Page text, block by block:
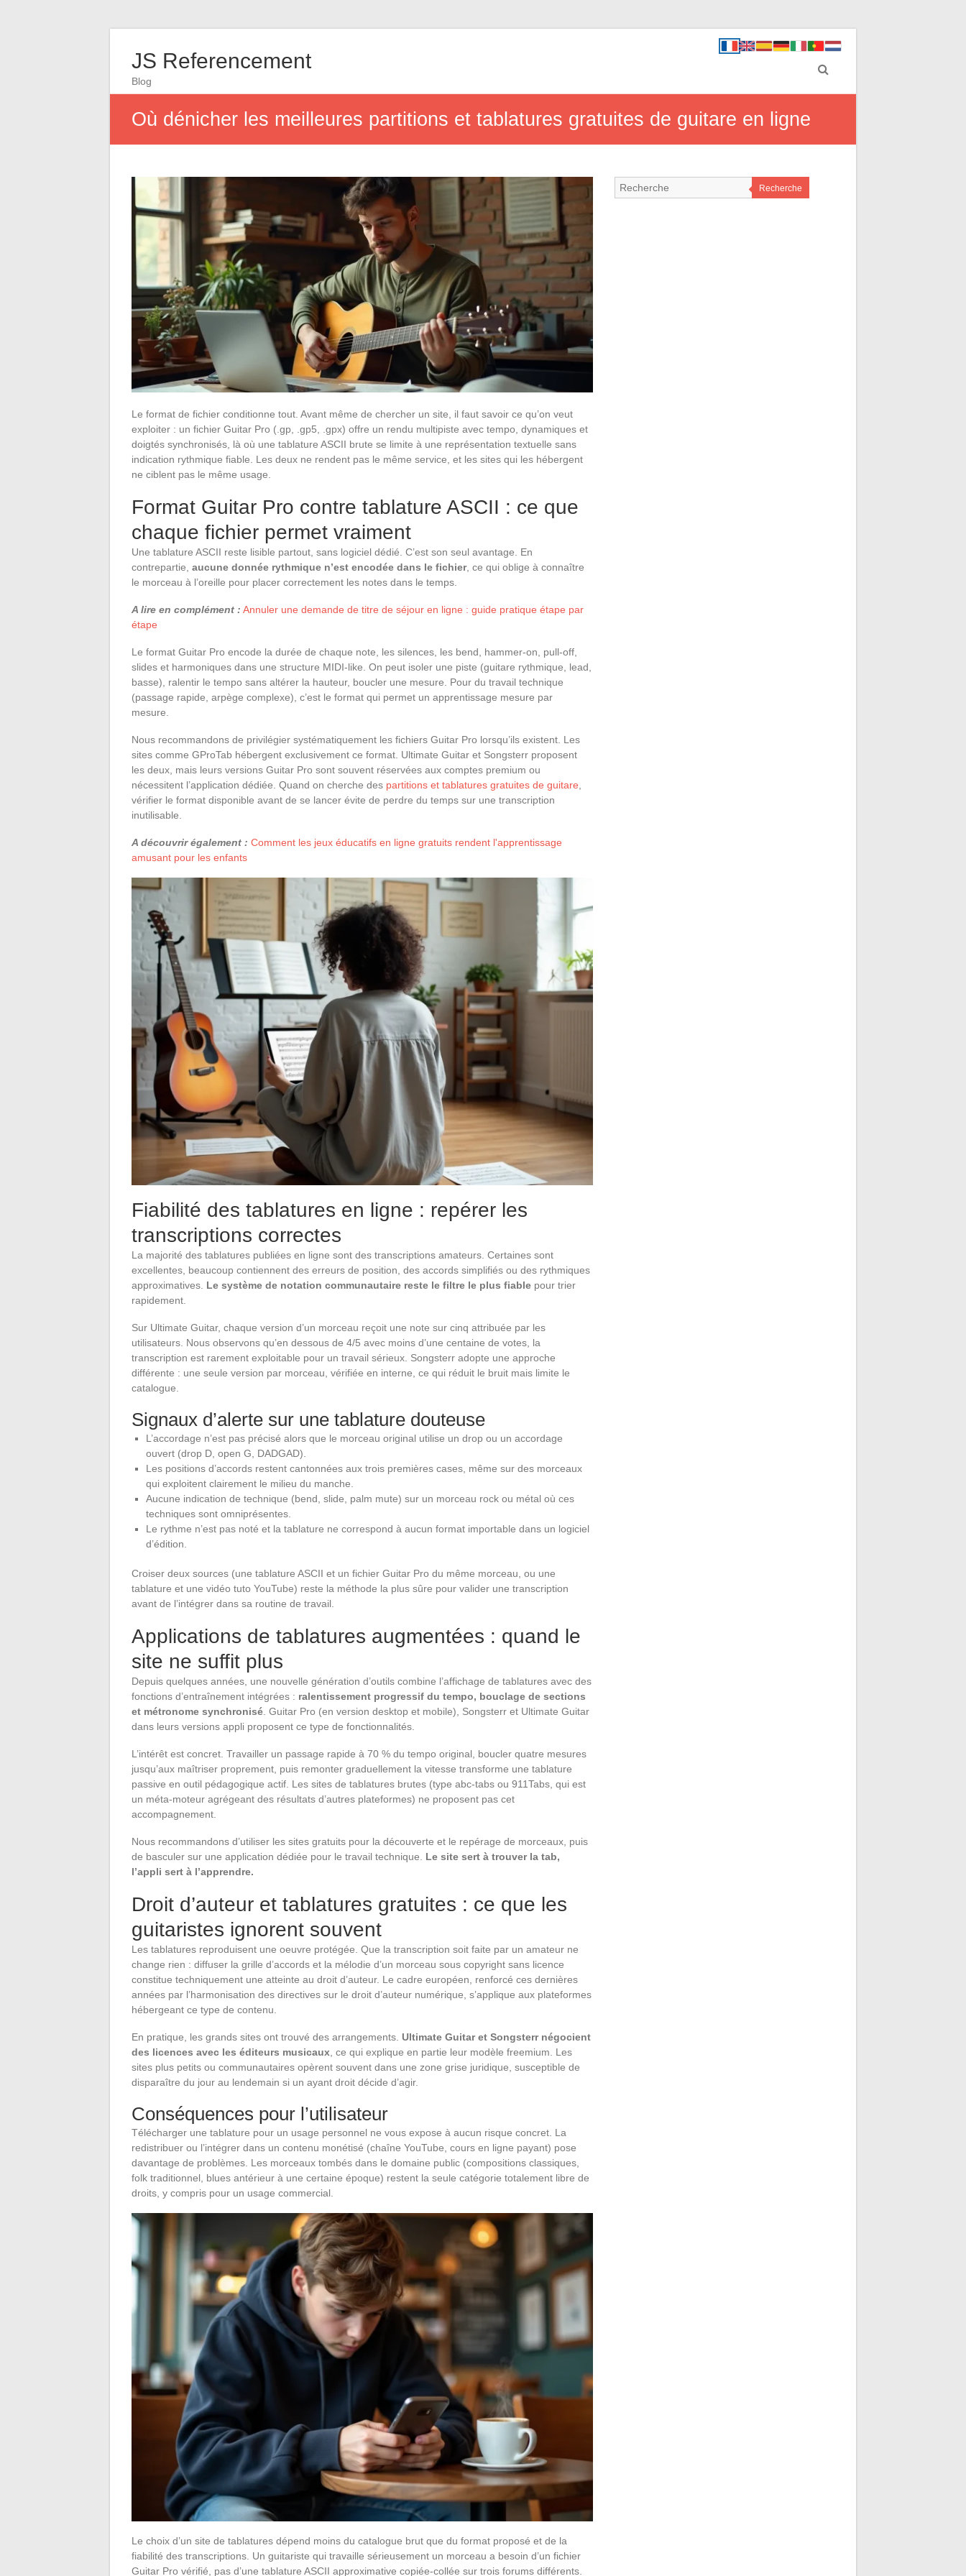
JS Referencement
Blog
Où dénicher les meilleures partitions et tablatures gratuites de guitare en ligne
Le format de fichier conditionne tout. Avant même de chercher un site, il faut savoir ce qu’on veut
exploiter : un fichier Guitar Pro (.gp, .gp5, .gpx) offre un rendu multipiste avec tempo, dynamiques et
doigtés synchronisés, là où une tablature ASCII brute se limite à une représentation textuelle sans
indication rythmique fiable. Les deux ne rendent pas le même service, et les sites qui les hébergent
ne ciblent pas le même usage.
Format Guitar Pro contre tablature ASCII : ce que
chaque fichier permet vraiment
Une tablature ASCII reste lisible partout, sans logiciel dédié. C’est son seul avantage. En
contrepartie, aucune donnée rythmique n’est encodée dans le fichier, ce qui oblige à connaître
le morceau à l’oreille pour placer correctement les notes dans le temps.
A lire en complément : Annuler une demande de titre de séjour en ligne : guide pratique étape par
étape
Le format Guitar Pro encode la durée de chaque note, les silences, les bend, hammer-on, pull-off,
slides et harmoniques dans une structure MIDI-like. On peut isoler une piste (guitare rythmique, lead,
basse), ralentir le tempo sans altérer la hauteur, boucler une mesure. Pour du travail technique
(passage rapide, arpège complexe), c’est le format qui permet un apprentissage mesure par
mesure.
Nous recommandons de privilégier systématiquement les fichiers Guitar Pro lorsqu’ils existent. Les
sites comme GProTab hébergent exclusivement ce format. Ultimate Guitar et Songsterr proposent
les deux, mais leurs versions Guitar Pro sont souvent réservées aux comptes premium ou
nécessitent l’application dédiée. Quand on cherche des partitions et tablatures gratuites de guitare
vérifier le format disponible avant de se lancer évite de perdre du temps sur une transcription
inutilisable.
A découvrir également : Comment les jeux éducatifs en ligne gratuits rendent l'apprentissage
amusant pour les enfants
Fiabilité des tablatures en ligne : repérer les
transcriptions correctes
La majorité des tablatures publiées en ligne sont des transcriptions amateurs. Certaines sont
excellentes, beaucoup contiennent des erreurs de position, des accords simplifiés ou des rythmiques
approximatives. Le système de notation communautaire reste le filtre le plus fiable pour trier
rapidement.
Sur Ultimate Guitar, chaque version d’un morceau reçoit une note sur cinq attribuée par les
utilisateurs. Nous observons qu’en dessous de 4/5 avec moins d’une centaine de votes, la
transcription est rarement exploitable pour un travail sérieux. Songsterr adopte une approche
différente : une seule version par morceau, vérifiée en interne, ce qui réduit le bruit mais limite le
catalogue.
Signaux d’alerte sur une tablature douteuse
L’accordage n’est pas précisé alors que le morceau original utilise un drop ou un accordage
ouvert (drop D, open G, DADGAD).
Les positions d’accords restent cantonnées aux trois premières cases, même sur des morceaux
qui exploitent clairement le milieu du manche.
Aucune indication de technique (bend, slide, palm mute) sur un morceau rock ou métal où ces
techniques sont omniprésentes.
Le rythme n’est pas noté et la tablature ne correspond à aucun format importable dans un logiciel
d’édition.
Croiser deux sources (une tablature ASCII et un fichier Guitar Pro du même morceau, ou une
tablature et une vidéo tuto YouTube) reste la méthode la plus sûre pour valider une transcription
avant de l’intégrer dans sa routine de travail.
Applications de tablatures augmentées : quand le
site ne suffit plus
Depuis quelques années, une nouvelle génération d’outils combine l’affichage de tablatures avec des
fonctions d’entraînement intégrées : ralentissement progressif du tempo, bouclage de sections
et métronome synchronisé. Guitar Pro (en version desktop et mobile), Songsterr et Ultimate Guitar
dans leurs versions appli proposent ce type de fonctionnalités.
L’intérêt est concret. Travailler un passage rapide à 70 % du tempo original, boucler quatre mesures
jusqu’aux maîtriser proprement, puis remonter graduellement la vitesse transforme une tablature
passive en outil pédagogique actif. Les sites de tablatures brutes (type abc-tabs ou 911Tabs, qui est
un méta-moteur agrégeant des résultats d’autres plateformes) ne proposent pas cet
accompagnement.
Nous recommandons d’utiliser les sites gratuits pour la découverte et le repérage de morceaux, puis
de basculer sur une application dédiée pour le travail technique. Le site sert à trouver la tab,
l’appli sert à l’apprendre.
Droit d’auteur et tablatures gratuites : ce que les
guitaristes ignorent souvent
Les tablatures reproduisent une oeuvre protégée. Que la transcription soit faite par un amateur ne
change rien : diffuser la grille d’accords et la mélodie d’un morceau sous copyright sans licence
constitue techniquement une atteinte au droit d’auteur. Le cadre européen, renforcé ces dernières
années par l’harmonisation des directives sur le droit d’auteur numérique, s’applique aux plateformes
hébergeant ce type de contenu.
En pratique, les grands sites ont trouvé des arrangements. Ultimate Guitar et Songsterr négocient
des licences avec les éditeurs musicaux, ce qui explique en partie leur modèle freemium. Les
sites plus petits ou communautaires opèrent souvent dans une zone grise juridique, susceptible de
disparaître du jour au lendemain si un ayant droit décide d’agir.
Conséquences pour l’utilisateur
Télécharger une tablature pour un usage personnel ne vous expose à aucun risque concret. La
redistribuer ou l’intégrer dans un contenu monétisé (chaîne YouTube, cours en ligne payant) pose
davantage de problèmes. Les morceaux tombés dans le domaine public (compositions classiques,
folk traditionnel, blues antérieur à une certaine époque) restent la seule catégorie totalement libre de
droits, y compris pour un usage commercial.
Le choix d’un site de tablatures dépend moins du catalogue brut que du format proposé et de la
fiabilité des transcriptions. Un guitariste qui travaille sérieusement un morceau a besoin d’un fichier
Guitar Pro vérifié, pas d’une tablature ASCII approximative copiée-collée sur trois forums différents.
Recherche